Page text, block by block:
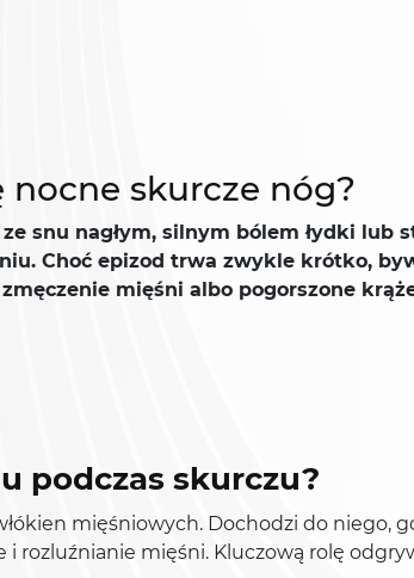
nocne skurcze nóg?
snu nagłym, silnym bólem łydki lub
Choć epizod trwa zwykle krótko,
mięśni albo pogorszone
podczas skurczu?
mięśniowych. Dochodzi do niego,
rozluźnianie mięśni. Kluczową rolę